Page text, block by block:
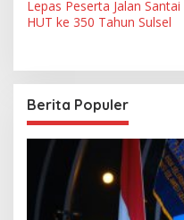
v
g
a
s
p
o
Lepas Peserta Jalan Santai
HUT ke 350 Tahun Sulsel
Berita Populer